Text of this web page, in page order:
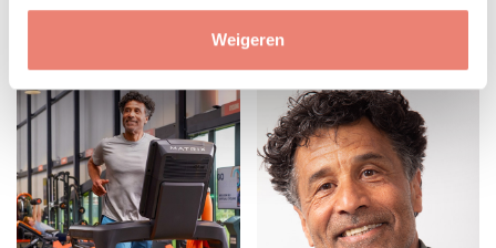
Weigeren